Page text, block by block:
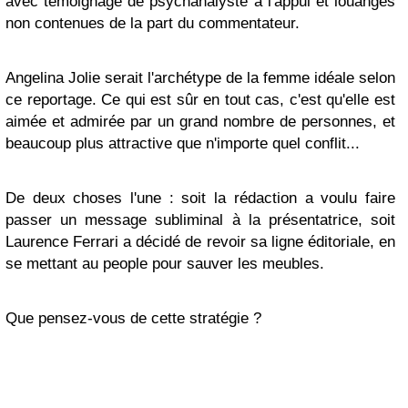
non contenues de la part du commentateur.
Angelina Jolie serait l'archétype de la femme idéale selon
ce reportage. Ce qui est sûr en tout cas, c'est qu'elle est
aimée et admirée par un grand nombre de personnes, et
beaucoup plus attractive que n'importe quel conflit...
De deux choses l'une : soit la rédaction a voulu faire
passer un message subliminal à la présentatrice, soit
Laurence Ferrari a décidé de revoir sa ligne éditoriale, en
se mettant au people pour sauver les meubles.
Que pensez-vous de cette stratégie ?